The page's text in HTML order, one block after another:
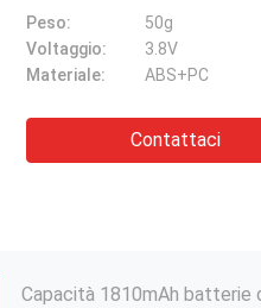
ABS+PC
iPhone 6/6s/6 Plus/6s Plus/7/7 Plus/8/8 Plus/X/XS/XS Max/XR
Batteria ricaricabile Li Ion